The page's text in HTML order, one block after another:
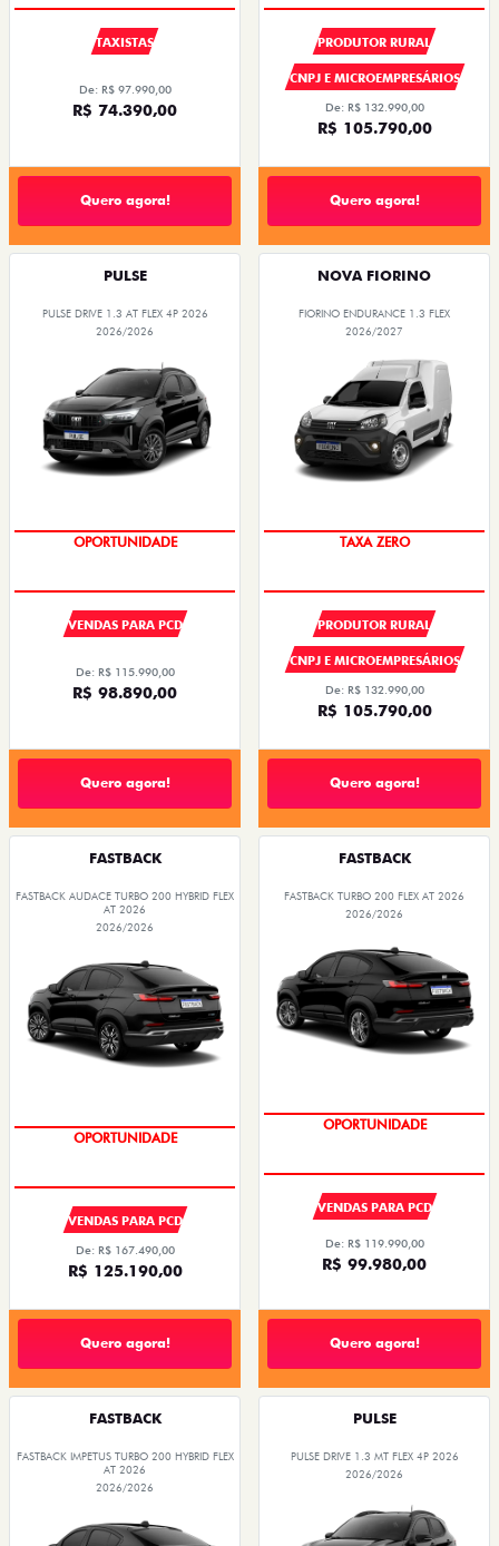
TAXISTAS
De: R$ 97.990,00
R$ 74.390,00
Quero agora!
PRODUTOR RURAL
CNPJ E MICROEMPRESÁRIOS
De: R$ 132.990,00
R$ 105.790,00
Quero agora!
PULSE
PULSE DRIVE 1.3 AT FLEX 4P 2026
2026/2026
OPORTUNIDADE
VENDAS PARA PCD
De: R$ 115.990,00
R$ 98.890,00
Quero agora!
NOVA FIORINO
FIORINO ENDURANCE 1.3 FLEX
2026/2027
TAXA ZERO
PRODUTOR RURAL
CNPJ E MICROEMPRESÁRIOS
De: R$ 132.990,00
R$ 105.790,00
Quero agora!
FASTBACK
FASTBACK AUDACE TURBO 200 HYBRID FLEX
AT 2026
2026/2026
OPORTUNIDADE
VENDAS PARA PCD
De: R$ 167.490,00
R$ 125.190,00
Quero agora!
FASTBACK
FASTBACK TURBO 200 FLEX AT 2026
2026/2026
OPORTUNIDADE
VENDAS PARA PCD
De: R$ 119.990,00
R$ 99.980,00
Quero agora!
FASTBACK
FASTBACK IMPETUS TURBO 200 HYBRID FLEX
AT 2026
2026/2026
PULSE
PULSE DRIVE 1.3 MT FLEX 4P 2026
2026/2026